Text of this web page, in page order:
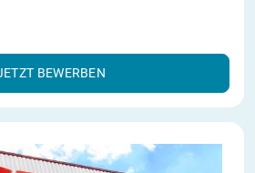
BEWERBEN